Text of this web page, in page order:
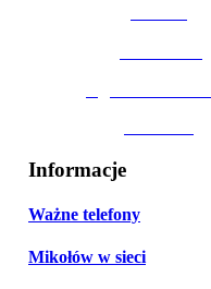
Informacje
Ważne telefony
Mikołów w sieci